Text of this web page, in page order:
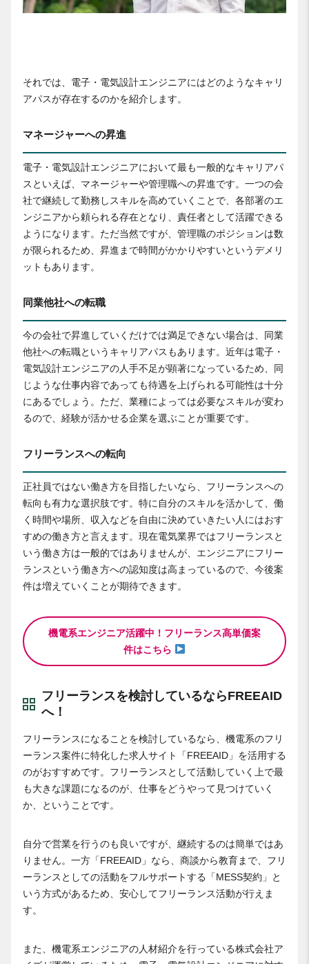
それでは、電子・電気設計エンジニアにはどのようなキャリ
アパスが存在するのかを紹介します。
マネージャーへの昇進
電子・電気設計エンジニアにおいて最も一般的なキャリアパ
スといえば、マネージャーや管理職への昇進です。一つの会
社で継続して勤務しスキルを高めていくことで、各部署のエ
ンジニアから頼られる存在となり、責任者として活躍できる
ようになります。ただ当然ですが、管理職のポジションは数
が限られるため、昇進まで時間がかかりやすいというデメリ
ットもあります。
同業他社への転職
今の会社で昇進していくだけでは満足できない場合は、同業
他社への転職というキャリアパスもあります。近年は電子・
電気設計エンジニアの人手不足が顕著になっているため、同
じような仕事内容であっても待遇を上げられる可能性は十分
にあるでしょう。ただ、業種によっては必要なスキルが変わ
るので、経験が活かせる企業を選ぶことが重要です。
フリーランスへの転向
正社員ではない働き方を目指したいなら、フリーランスへの
転向も有力な選択肢です。特に自分のスキルを活かして、働
く時間や場所、収入などを自由に決めていきたい人にはおす
すめの働き方と言えます。現在電気業界ではフリーランスと
いう働き方は一般的ではありませんが、エンジニアにフリー
ランスという働き方への認知度は高まっているので、今後案
件は増えていくことが期待できます。
機電系エンジニア活躍中！フリーランス高単価案
件はこちら
フリーランスを検討しているならFREEAID
へ！
フリーランスになることを検討しているなら、機電系のフリ
ーランス案件に特化した求人サイト「FREEAID」を活用する
のがおすすめです。フリーランスとして活動していく上で最
も大きな課題になるのが、仕事をどうやって見つけていく
か、ということです。
自分で営業を行うのも良いですが、継続するのは簡単ではあ
りません。一方「FREEAID」なら、商談から教育まで、フリ
ーランスとしての活動をフルサポートする「MESS契約」と
いう方式があるため、安心してフリーランス活動が行えま
す。
また、機電系エンジニアの人材紹介を行っている株式会社ア